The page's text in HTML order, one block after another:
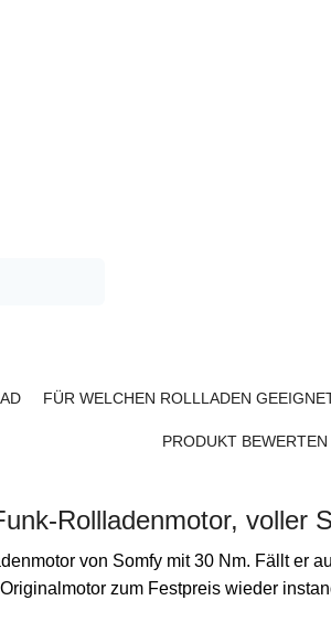
FÜR WELCHEN ROLLLADEN
PRODUKT BEWERTEN
Rollladenmotor, voller
von Somfy mit 30 Nm. Fällt er
zum Festpreis wieder